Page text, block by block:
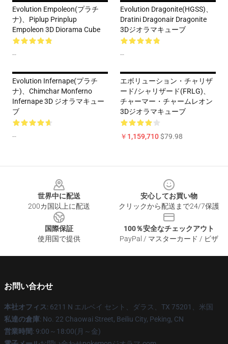
Evolution Empoleon(プラチ
ナ)、Piplup Prinplup
Empoleon 3D Diorama Cube
--
Evolution Dragonite(HGSS)、
Dratini Dragonair Dragonite
3Dジオラマキューブ
--
Evolution Infernape(プラチ
ナ)、Chimchar Monferno
Infernape 3D ジオラマキュー
ブ
--
エボリューション・チャリザ
ード/シャリザード(FRLG)、
チャーマー・チャームレオン
3Dジオラマキューブ
￥1,159,710$79.98
世界中に配送
200カ国以上に配送
安心してお買い物
クリックから配送まで24/7保護
国際保証
使用国で提供
100％安全なチェックアウト
PayPal / マスターカード / ビザ
お問い合わせ
本社オフィス: 6211 N エルベイ セント、ダラス、TX 75201、米国
私達の倉庫: No. 22 Chaowai Street, Beiliu City, Peking, CN
営業時間: 9:00～18:00(月～金)